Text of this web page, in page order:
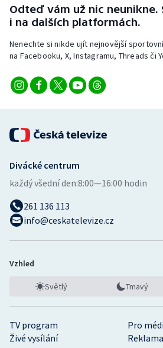
Odteď vám už nic neunikne.
i na dalších platformách.
Nenechte si nikde ujít nejnovější
na Facebooku, X, Instagramu, Threads či
TV program
Pro
Živé vysílání
Reklama
Divácké centrum
každý všední den:8:00—16:00 hodin
261 136 113
info@ceskatelevize.cz
Vzhled
Světlý Tmavý